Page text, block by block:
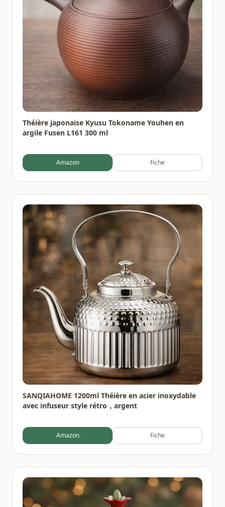
Théière japonaise Kyusu Tokoname Youhen en
argile Fusen L161 300 ml
Amazon Fiche
SANQIAHOME 1200ml Théière en acier inoxydable
avec infuseur style rétro，argent
Amazon Fiche